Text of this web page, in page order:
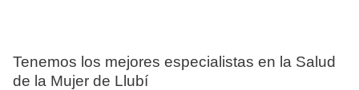
Tenemos los mejores especialistas en la Salud
de la Mujer de Llubí